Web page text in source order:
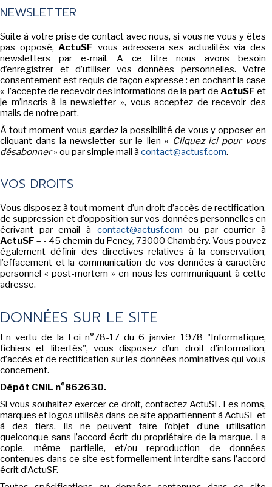
VOIR TOUTES LES RUBRIQUES
BD JEUNESSE
LIVRE FILM
ÉVÉNEMENTS
CONVENTION
SPECTACLE
DÉBAT
EMISSION
AUTEURS&ÉDITEURS
AUTEURS & ARTISTES
NEWSLETTER
Suite à votre prise de contact avec nous, si vous ne vous y êtes
pas opposé,ActuSF vous adressera ses actualités via des
newsletters par e-mail. A ce titre nous avons besoin
d’enregistrer et d’utiliser vos données personnelles. Votre
consentement est requis de façon expresse : en cochant la case
« J’accepte de recevoir des informations de la part de ActuSF et
je m’inscris à la newsletter », vous acceptez de recevoir des
mails de notre part.
À tout moment vous gardez la possibilité de vous y opposer en
cliquant dans la newsletter sur le lien « Cliquez ici pour vous
désabonner» ou par simple mail à contact@actusf.com.
VOS DROITS
Vous disposez à tout moment d’un droit d’accès de rectification,
de suppression et d’opposition sur vos données personnelles en
écrivant par email à contact@actusf.com ou par courrier à
ActuSF – - 45 chemin du Peney, 73000 Chambéry. Vous pouvez
également définir des directives relatives à la conservation,
l’effacement et la communication de vos données à caractère
personnel « post-mortem » en nous les communiquant à cette
adresse.
DONNÉES SUR LE SITE
En vertu de la Loi n°78-17 du 6 janvier 1978 "Informatique,
fichiers et libertés", vous disposez d’un droit d’information,
d’accès et de rectification sur les données nominatives qui vous
concernent.
Dépôt CNIL n°862630.
Si vous souhaitez exercer ce droit, contactez ActuSF. Les noms,
marques et logos utilisés dans ce site appartiennent à ActuSF et
à des tiers. Ils ne peuvent faire l’objet d’une utilisation
quelconque sans l’accord écrit du propriétaire de la marque. La
copie, même partielle, et/ou reproduction de données
contenues dans ce site est formellement interdite sans l’accord
écrit d’ActuSF.